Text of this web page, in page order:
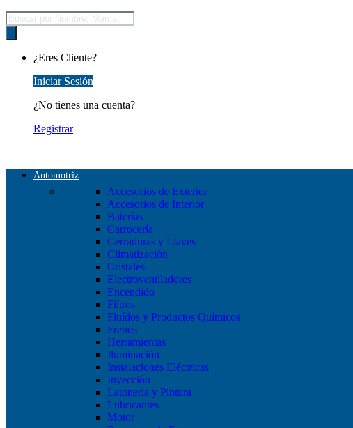
Búsqueda
de
productos
¿Eres Cliente?
Iniciar Sesión
¿No tienes una cuenta?
Registrar
Automotriz
Accesorios de Exterior
Accesorios de Interior
Baterías
Carrocería
Cerraduras y Llaves
Climatización
Cristales
Electroventiladores
Encendido
Filtros
Fluídos y Productos Químicos
Frenos
Herramientas
Iluminación
Instalaciones Eléctricas
Inyección
Latonería y Pintura
Lubricantes
Motor